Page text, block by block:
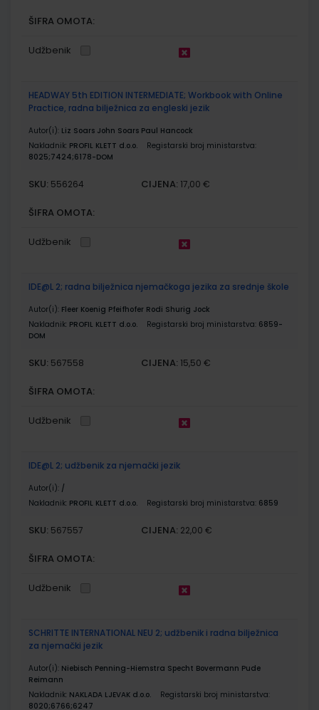
ŠIFRA OMOTA:
Udžbenik
HEADWAY 5th EDITION INTERMEDIATE; Workbook with Online
Practice, radna bilježnica za engleski jezik
Autor(i): Liz Soars John Soars Paul Hancock
Nakladnik: PROFIL KLETT d.o.o.
Registarski broj ministarstva:
8025;7424;6178-DOM
SKU: 556264 CIJENA: 17,00 €
ŠIFRA OMOTA:
Udžbenik
IDE@L 2; radna bilježnica njemačkoga jezika za srednje škole
Autor(i): Fleer Koenig Pfeifhofer Rodi Shurig Jock
Nakladnik: PROFIL KLETT d.o.o. Registarski broj ministarstva: 6859-
DOM
SKU: 567558 CIJENA: 15,50 €
ŠIFRA OMOTA:
Udžbenik
IDE@L 2; udžbenik za njemački jezik
Autor(i): /
Nakladnik: PROFIL KLETT d.o.o. Registarski broj ministarstva: 6859
SKU: 567557 CIJENA: 22,00 €
ŠIFRA OMOTA:
Udžbenik
SCHRITTE INTERNATIONAL NEU 2; udžbenik i radna bilježnica
za njemački jezik
Autor(i): Niebisch Penning-Hiemstra Specht Bovermann Pude
Reimann
Nakladnik: NAKLADA LJEVAK d.o.o.
Registarski broj ministarstva:
8020;6766;6247